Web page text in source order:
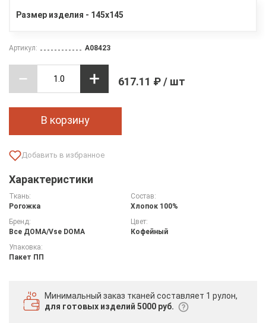
Размер изделия - 145х145
Артикул: A08423
617.11 ₽ / шт
В корзину
Характеристики
Ткань:
Рогожка
Состав:
Хлопок 100%
Бренд:
Все ДOMA/Vse DOMA
Цвет:
Кофейный
Упаковка:
Пакет ПП
Минимальный заказ тканей составляет 1 рулон,
для готовых изделий 5000 руб.